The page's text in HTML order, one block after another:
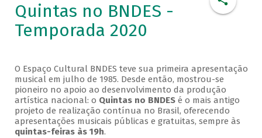
Quintas no BNDES -
Temporada 2020
O Espaço Cultural BNDES teve sua primeira apresentação
musical em julho de 1985. Desde então, mostrou-se
pioneiro no apoio ao desenvolvimento da produção
artística nacional: o Quintas no BNDESé o mais antigo
projeto de realização contínua no Brasil, oferecendo
apresentações musicais públicas e gratuitas, sempre às
quintas-feiras às 19h.